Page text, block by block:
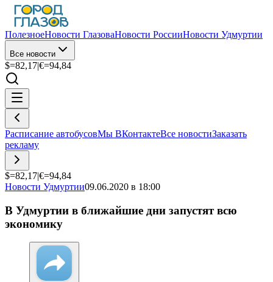
ПолезноеНовости ГлазоваНовости РоссииНовости Удмуртии
Все новости
$=82,17|€=94,84
Расписание автобусовМы ВКонтактеВсе новостиЗаказать
рекламу
$=82,17|€=94,84
Новости Удмуртии09.06.2020 в 18:00
В Удмуртии в ближайшие дни запустят всю
экономику